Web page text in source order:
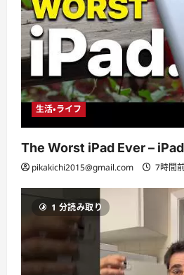
生活・ライフ
The Worst iPad Ever –
pikakichi2015@gmail.com 7時間
1 分読み取り